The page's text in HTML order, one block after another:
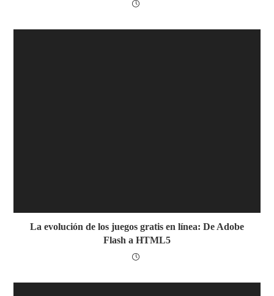
La evolución de los juegos gratis en línea: De Adobe
Flash a HTML5